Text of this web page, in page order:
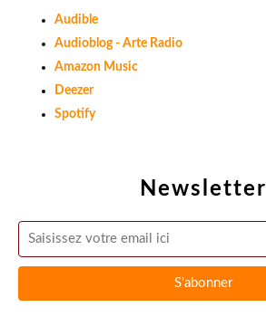
Newsletter
Audible
Audioblog - Arte Radio
Amazon Music
Deezer
Spotify